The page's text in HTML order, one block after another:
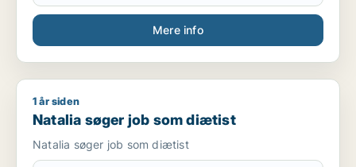
Mere info
Natalia søger job som diætist
1 år siden
Natalia søger job som diætist
Natalia søger job som diætist